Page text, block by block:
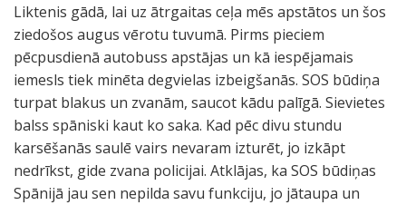
Liktenis gādā, lai uz ātrgaitas ceļa mēs apstātos un šos
ziedošos augus vērotu tuvumā. Pirms pieciem
pēcpusdienā autobuss apstājas un kā iespējamais
iemesls tiek minēta degvielas izbeigšanās. SOS būdiņa
turpat blakus un zvanām, saucot kādu palīgā. Sievietes
balss spāniski kaut ko saka. Kad pēc divu stundu
karsēšanās saulē vairs nevaram izturēt, jo izkāpt
nedrīkst, gide zvana policijai. Atklājas, ka SOS būdiņas
Spānijā jau sen nepilda savu funkciju, jo jātaupa un